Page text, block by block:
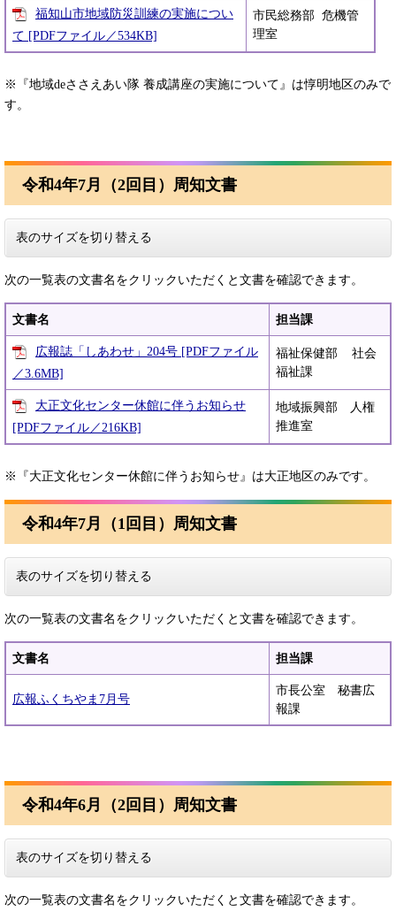
福知山市地域防災訓練の実施につい
て [PDFファイル／534KB]
市民総務部 危機管
理室
※『地域deささえあい隊 養成講座の実施について』は惇明地区のみで
す。
令和4年7月（2回目）周知文書
表のサイズを切り替える
次の一覧表の文書名をクリックいただくと文書を確認できます。
文書名 担当課
広報誌「しあわせ」204号 [PDFファイル
／3.6MB]
福祉保健部 社会
福祉課
大正文化センター休館に伴うお知らせ
[PDFファイル／216KB]
地域振興部 人権
推進室
※『大正文化センター休館に伴うお知らせ』は大正地区のみです。
令和4年7月（1回目）周知文書
表のサイズを切り替える
次の一覧表の文書名をクリックいただくと文書を確認できます。
文書名 担当課
広報ふくちやま7月号
市長公室 秘書広
報課
令和4年6月（2回目）周知文書
表のサイズを切り替える
次の一覧表の文書名をクリックいただくと文書を確認できます。